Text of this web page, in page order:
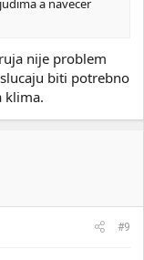
a navecer
nije problem
biti potrebno
klima.
#9